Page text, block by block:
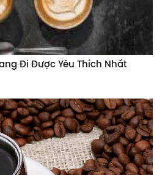
Đi Được Yêu Thích Nhất